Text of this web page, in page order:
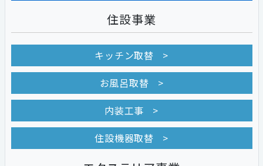
住設事業
キッチン取替
お風呂取替
内装工事
住設機器取替